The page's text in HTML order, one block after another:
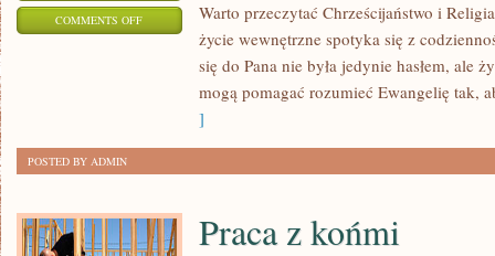
COMMENTS OFFON
RDZENNYCH
Warto przeczytać Chrześcijaństwo i
życie wewnętrzne spotyka się z
się do Pana nie była jedynie hasłem, ale
mogą pomagać rozumieć Ewangelię tak,
]
POSTED BY ADMIN
Praca z końmi